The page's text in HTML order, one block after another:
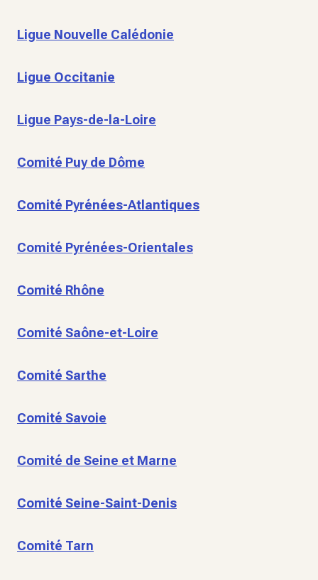
Ligue Nouvelle Calédonie
Ligue Occitanie
Ligue Pays-de-la-Loire
Comité Puy de Dôme
Comité Pyrénées-Atlantiques
Comité Pyrénées-Orientales
Comité Rhône
Comité Saône-et-Loire
Comité Sarthe
Comité Savoie
Comité de Seine et Marne
Comité Seine-Saint-Denis
Comité Tarn